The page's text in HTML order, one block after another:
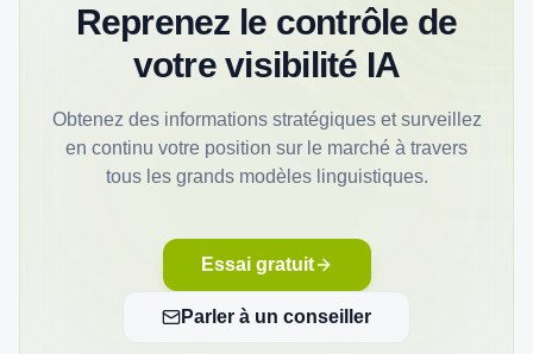
Reprenez le contrôle de
votre visibilité IA
Obtenez des informations stratégiques et surveillez
en continu votre position sur le marché à travers
tous les grands modèles linguistiques.
Essai gratuit
Parler à un conseiller